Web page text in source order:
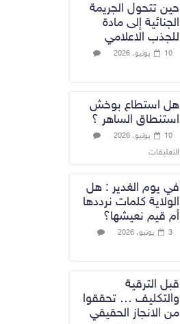
حين تتحول الجريمة
الجنائية إلى مادة
للجذب الاعلامي
10 يونيو، 2026
هل استطاع بوخش
استنطاق الساهر ؟
10 يونيو، 2026
التعليقات
في يوم الغدير : هل
الولاية كلمات نرددها
أم قيم نعيشها؟
3 يونيو، 2026
قبل الترقية
والتكليف … تحققوا
من الانجاز الحقيقي